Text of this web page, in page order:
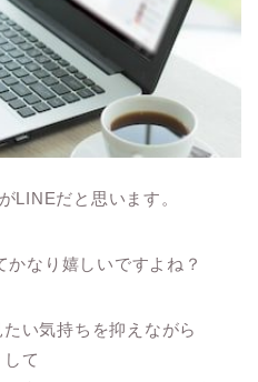
LINEだと思います。
なり嬉しいですよね？
い気持ちを抑えながら
て